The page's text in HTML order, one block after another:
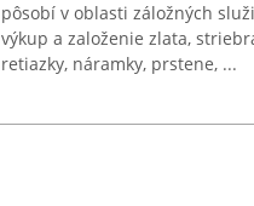
pôsobí v oblasti záložných
výkup a založenie zlata,
retiazky, náramky, prstene, ...